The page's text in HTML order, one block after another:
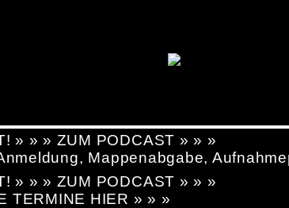
» » » ZUM PODCAST » » »
Mappenabgabe,
» » » ZUM PODCAST » » »
TERMINE HIER » » »